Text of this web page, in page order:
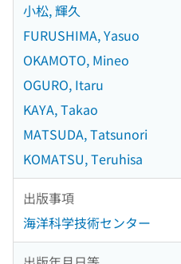
小松, 輝久
FURUSHIMA, Yasuo
OKAMOTO, Mineo
OGURO, Itaru
KAYA, Takao
MATSUDA, Tatsunori
KOMATSU, Teruhisa
出版事項
海洋科学技術センター